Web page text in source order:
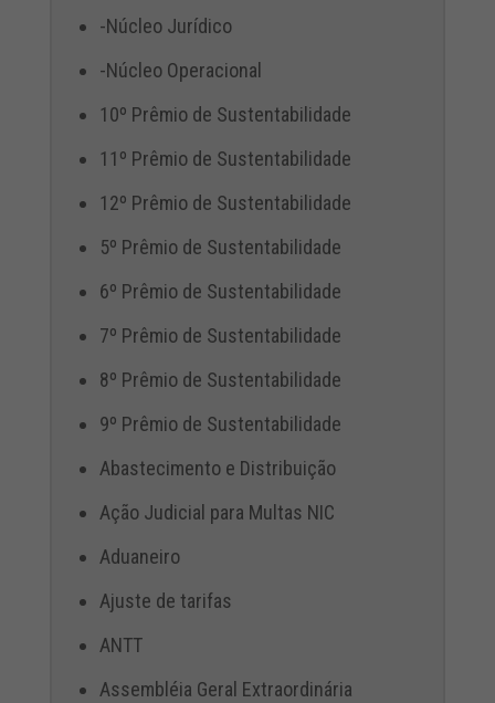
-Núcleo Jurídico
-Núcleo Operacional
10º Prêmio de Sustentabilidade
11º Prêmio de Sustentabilidade
12º Prêmio de Sustentabilidade
5º Prêmio de Sustentabilidade
6º Prêmio de Sustentabilidade
7º Prêmio de Sustentabilidade
8º Prêmio de Sustentabilidade
9º Prêmio de Sustentabilidade
Abastecimento e Distribuição
Ação Judicial para Multas NIC
Aduaneiro
Ajuste de tarifas
ANTT
Assembléia Geral Extraordinária